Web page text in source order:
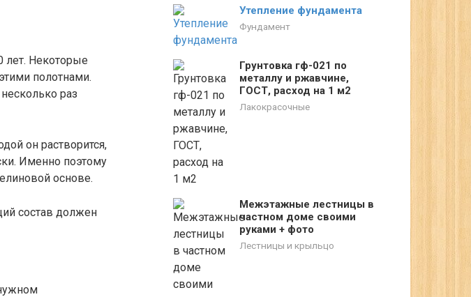
лет. Некоторые
полотнами.
раз
он растворится,
Именно поэтому
основе.
состав должен
Утепление фундамента
Фундамент
Грунтовка гф-021 по
металлу и ржавчине,
ГОСТ, расход на 1 м2
Лакокрасочные
Межэтажные лестницы в
частном доме своими
руками + фото
Лестницы и крыльцо